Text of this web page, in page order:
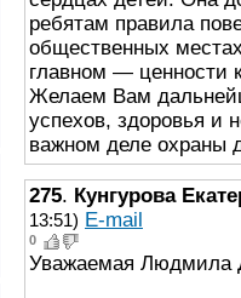
ребятам правила
общественных
главном — ценности
Желаем Вам
успехов, здоровья и
важном деле охраны
275. Кунгурова
13:51) E-mail
0
Уважаемая Людмила